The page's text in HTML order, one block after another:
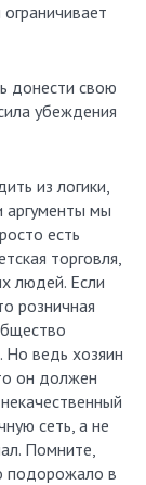
донести свою
убеждения
из логики,
аргументы мы
есть
торговля,
людей. Если
розничная
Но ведь хозяин
он должен
сеть, а не
Помните,
подорожало в